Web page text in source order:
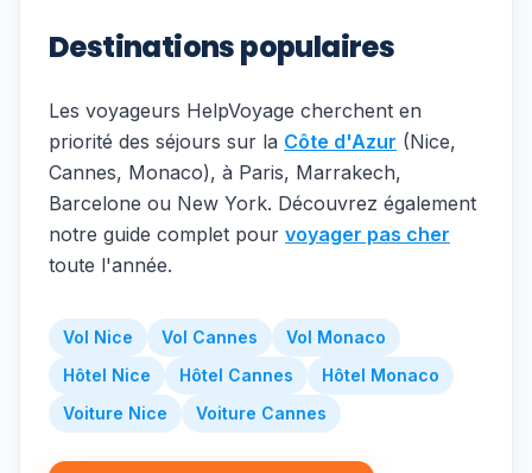
Destinations populaires
Les voyageurs HelpVoyage cherchent en
priorité des séjours sur la Côte d'Azur (Nice,
Cannes, Monaco), à Paris, Marrakech,
Barcelone ou New York. Découvrez également
notre guide complet pour voyager pas cher
toute l'année.
Vol Nice Vol Cannes
Vol Monaco
Hôtel Nice
Hôtel Cannes
Hôtel Monaco
Voiture Nice
Voiture Cannes